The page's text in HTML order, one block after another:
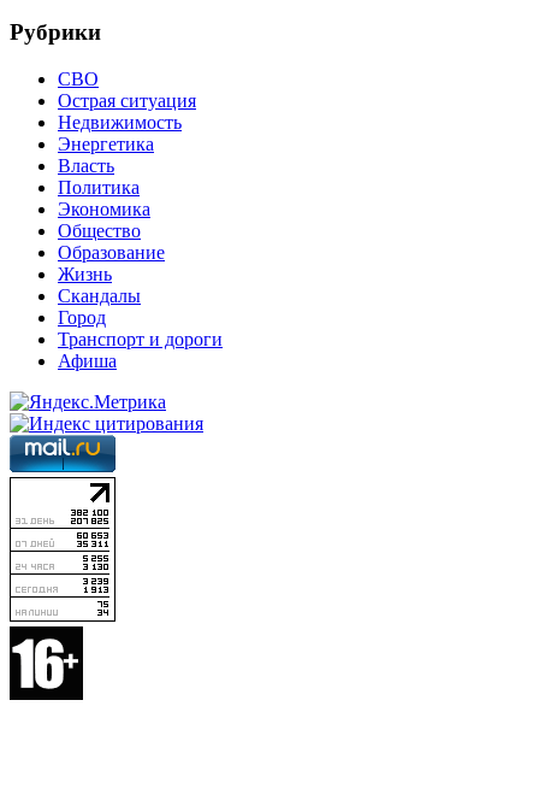
Рубрики
СВО
Острая ситуация
Недвижимость
Энергетика
Власть
Политика
Экономика
Общество
Образование
Жизнь
Скандалы
Город
Транспорт и дороги
Афиша